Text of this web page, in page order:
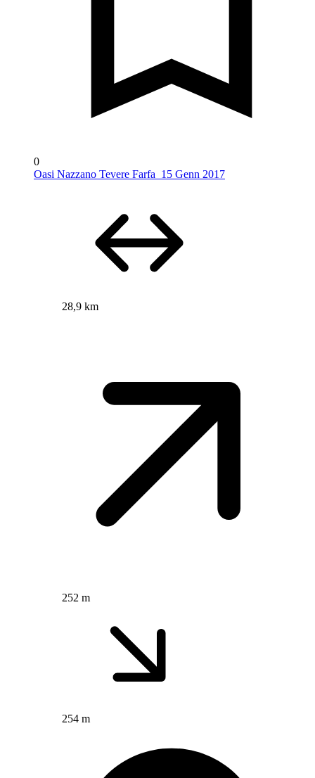
0
Oasi Nazzano Tevere Farfa_15 Genn 2017
28,9 km
252 m
254 m